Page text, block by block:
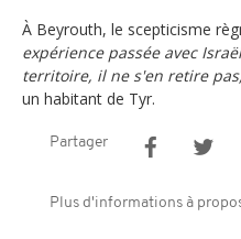
À Beyrouth, le scepticisme
expérience passée avec
territoire, il ne s'en retire
un habitant de Tyr.
Partager
Plus d'informations à